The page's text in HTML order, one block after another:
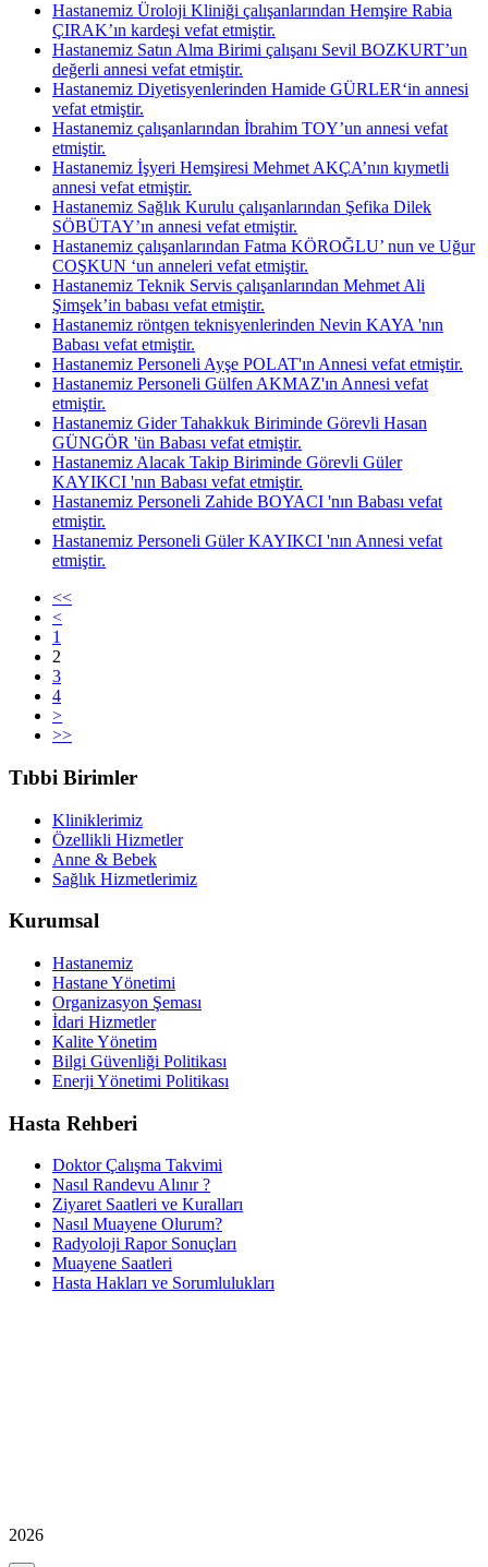
Hastanemiz Üroloji Kliniği çalışanlarından Hemşire Rabia
ÇIRAK’ın kardeşi vefat etmiştir.
Hastanemiz Satın Alma Birimi çalışanı Sevil BOZKURT’un
değerli annesi vefat etmiştir.
Hastanemiz Diyetisyenlerinden Hamide GÜRLER‘in annesi
vefat etmiştir.
Hastanemiz çalışanlarından İbrahim TOY’un annesi vefat
etmiştir.
Hastanemiz İşyeri Hemşiresi Mehmet AKÇA’nın kıymetli
annesi vefat etmiştir.
Hastanemiz Sağlık Kurulu çalışanlarından Şefika Dilek
SÖBÜTAY’ın annesi vefat etmiştir.
Hastanemiz çalışanlarından Fatma KÖROĞLU’ nun ve Uğur
COŞKUN ‘un anneleri vefat etmiştir.
Hastanemiz Teknik Servis çalışanlarından Mehmet Ali
Şimşek’in babası vefat etmiştir.
Hastanemiz röntgen teknisyenlerinden Nevin KAYA 'nın
Babası vefat etmiştir.
Hastanemiz Personeli Ayşe POLAT'ın Annesi vefat etmiştir.
Hastanemiz Personeli Gülfen AKMAZ'ın Annesi vefat
etmiştir.
Hastanemiz Gider Tahakkuk Biriminde Görevli Hasan
GÜNGÖR 'ün Babası vefat etmiştir.
Hastanemiz Alacak Takip Biriminde Görevli Güler
KAYIKCI 'nın Babası vefat etmiştir.
Hastanemiz Personeli Zahide BOYACI 'nın Babası vefat
etmiştir.
Hastanemiz Personeli Güler KAYIKCI 'nın Annesi vefat
etmiştir.
<<
<
1
2
3
4
>
>>
Tıbbi Birimler
Kliniklerimiz
Özellikli Hizmetler
Anne & Bebek
Sağlık Hizmetlerimiz
Kurumsal
Hastanemiz
Hastane Yönetimi
Organizasyon Şeması
İdari Hizmetler
Kalite Yönetim
Bilgi Güvenliği Politikası
Enerji Yönetimi Politikası
Hasta Rehberi
Doktor Çalışma Takvimi
Nasıl Randevu Alınır ?
Ziyaret Saatleri ve Kuralları
Nasıl Muayene Olurum?
Radyoloji Rapor Sonuçları
Muayene Saatleri
Hasta Hakları ve Sorumlulukları
2026